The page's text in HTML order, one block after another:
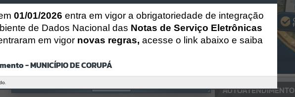
AUTOATENDIMENTO
01/01/2026 entra em vigor a obrigatoriedade de integração
de Dados Nacional das Notas de Serviço Eletrônicas
em vigor novas regras, acesse o link abaixo e saiba
- MUNICÍPIO DE CORUPÁ
Ocorreu um erro de script:
Uncaught SyntaxError: Unexpected token '('
https://corupa.atende.net/https:/corupa.atende.net/cidadao/pagina/a
ta-022019-
dd63a725aa1a3e42e62571aa199b67e2.js?v=816ac05d:47
OK